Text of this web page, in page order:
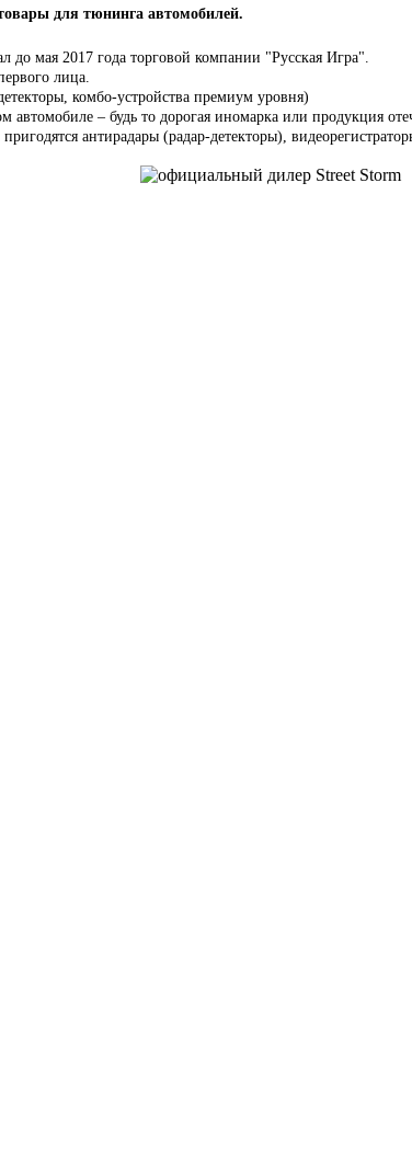
для тюнинга автомобилей.
до мая 2017 года торговой компании "Русская Игра".
лица.
комбо-устройства премиум уровня)
– будь то дорогая иномарка или продукция
антирадары (радар-детекторы),